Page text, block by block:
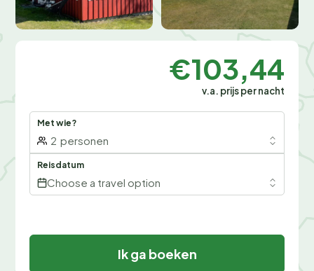
€103,44
v.a. prijs per nacht
Met wie?
2 personen
Reisdatum
Choose a travel option
Ik ga boeken